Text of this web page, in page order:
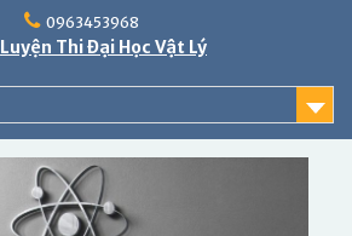
0963453968
Luyện Thi Đại Học Vật Lý